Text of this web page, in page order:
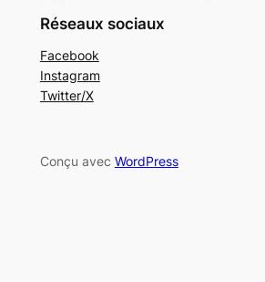
Réseaux sociaux
Facebook
Instagram
Twitter/X
Conçu avec WordPress